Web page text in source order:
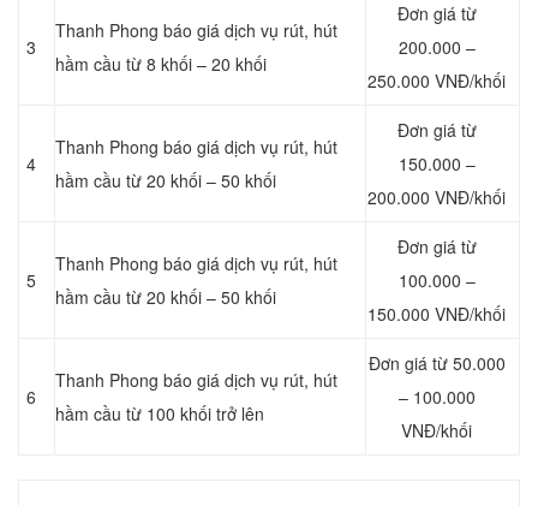
3
Thanh Phong báo giá dịch vụ rút, hút
hầm cầu từ 8 khối – 20 khối
Đơn giá từ
200.000 –
250.000 VNĐ/khối
4
Thanh Phong báo giá dịch vụ rút, hút
hầm cầu từ 20 khối – 50 khối
Đơn giá từ
150.000 –
200.000 VNĐ/khối
5
Thanh Phong báo giá dịch vụ rút, hút
hầm cầu từ 20 khối – 50 khối
Đơn giá từ
100.000 –
150.000 VNĐ/khối
6
Thanh Phong báo giá dịch vụ rút, hút
hầm cầu từ 100 khối trở lên
Đơn giá từ 50.000
– 100.000
VNĐ/khối